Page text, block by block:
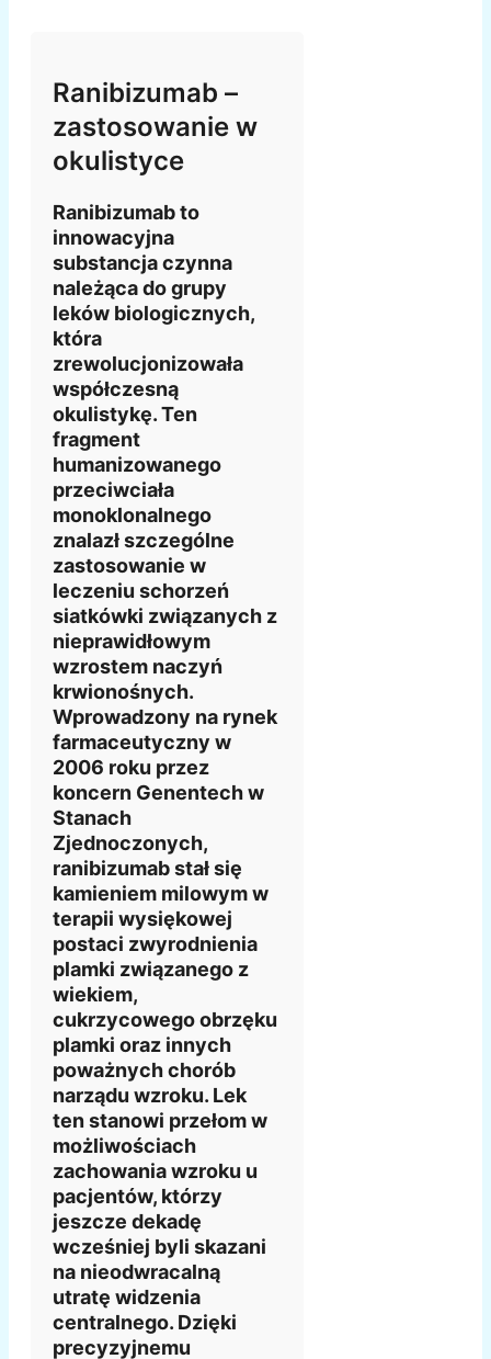
Ranibizumab –
zastosowanie w
okulistyce
Ranibizumab to
innowacyjna
substancja czynna
należąca do grupy
leków biologicznych,
która
zrewolucjonizowała
współczesną
okulistykę. Ten
fragment
humanizowanego
przeciwciała
monoklonalnego
znalazł szczególne
zastosowanie w
leczeniu schorzeń
siatkówki związanych z
nieprawidłowym
wzrostem naczyń
krwionośnych.
Wprowadzony na rynek
farmaceutyczny w
2006 roku przez
koncern Genentech w
Stanach
Zjednoczonych,
ranibizumab stał się
kamieniem milowym w
terapii wysiękowej
postaci zwyrodnienia
plamki związanego z
wiekiem,
cukrzycowego obrzęku
plamki oraz innych
poważnych chorób
narządu wzroku. Lek
ten stanowi przełom w
możliwościach
zachowania wzroku u
pacjentów, którzy
jeszcze dekadę
wcześniej byli skazani
na nieodwracalną
utratę widzenia
centralnego. Dzięki
precyzyjnemu